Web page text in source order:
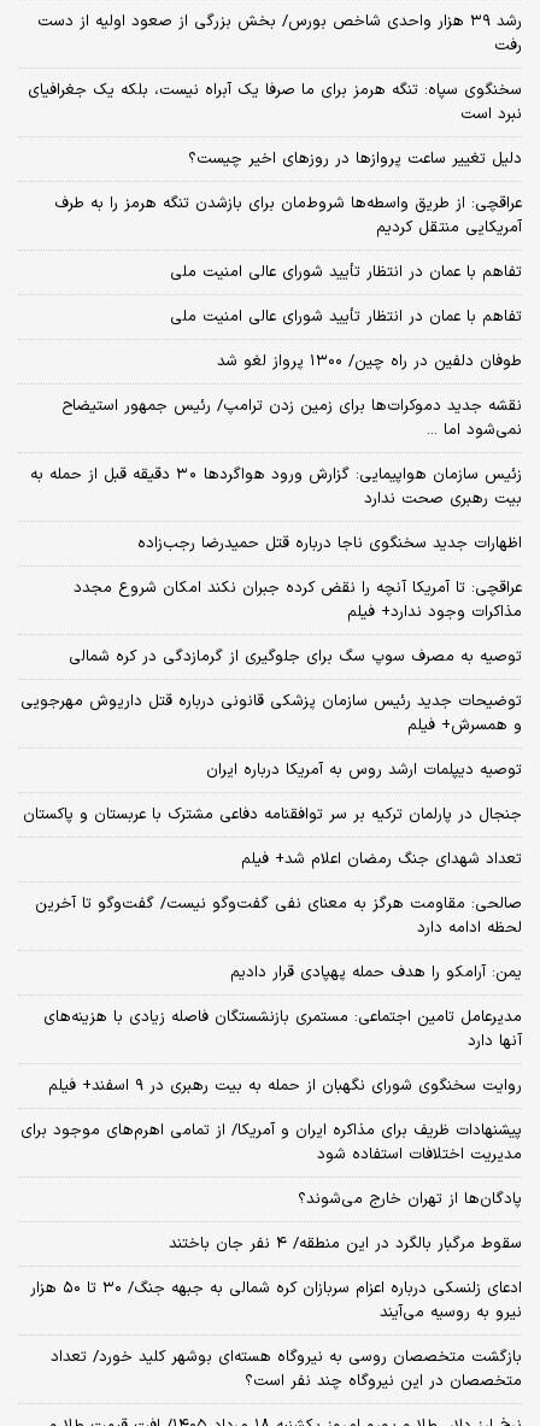
رشد ۳۹ هزار واحدی شاخص بورس/ بخش بزرگی از صعود اولیه از دست
رفت
سخنگوی سپاه: تنگه هرمز برای ما صرفا یک آبراه نیست، بلکه یک جغرافیای
نبرد است
دلیل تغییر ساعت پروازها در روزهای اخیر چیست؟
عراقچی: از طریق واسطه‌ها شروط‌مان برای بازشدن تنگه هرمز را به طرف
آمریکایی منتقل کردیم
تفاهم با عمان در انتظار تأیید شورای عالی امنیت ملی
تفاهم با عمان در انتظار تأیید شورای عالی امنیت ملی
طوفان دلفین در راه چین/ ۱۳۰۰ پرواز لغو شد
نقشه جدید دموکرات‌ها برای زمین زدن ترامپ/ رئیس جمهور استیضاح
نمی‌شود اما ...
زئیس سازمان هواپیمایی: گزارش ورود هواگردها ٣٠ دقیقه قبل از حمله به
بیت رهبری صحت ندارد
اظهارات جدید سخنگوی ناجا درباره قتل حمیدرضا رجب‌زاده
عراقچی: تا آمریکا آنچه را نقض کرده جبران نکند امکان شروع مجدد
مذاکرات وجود ندارد+ فیلم
توصیه به مصرف سوپ سگ برای جلوگیری از گرمازدگی در کره شمالی
توضیحات جدید رئیس سازمان پزشکی قانونی درباره قتل داریوش مهرجویی
و همسرش+ فیلم
توصیه دیپلمات ارشد روس به آمریکا درباره ایران
جنجال در پارلمان ترکیه بر سر توافقنامه دفاعی مشترک با عربستان و پاکستان
تعداد شهدای جنگ رمضان اعلام شد+ فیلم
صالحی: مقاومت هرگز به معنای نفی گفت‌وگو نیست/ گفت‌وگو تا آخرین
لحظه ادامه دارد
یمن: آرامکو را هدف حمله پهپادی قرار دادیم
مدیرعامل تامین اجتماعی: مستمری بازنشستگان فاصله زیادی با هزینه‌های
آنها دارد
روایت سخنگوی شورای نگهبان از حمله به بیت رهبری در ۹ اسفند+ فیلم
پیشنهادات ظریف برای مذاکره ایران و آمریکا/ از تمامی اهرم‌های موجود برای
مدیریت اختلافات استفاده شود
پادگان‌ها از تهران خارج می‌شوند؟
سقوط مرگبار بالگرد در این منطقه/ ۴ نفر جان باختند
ادعای زلنسکی درباره اعزام سربازان کره شمالی به جبهه جنگ/ ۳۰ تا ۵۰ هزار
نیرو به روسیه می‌آیند
بازگشت متخصصان روسی به نیروگاه هسته‌ای بوشهر کلید خورد/ تعداد
متخصصان در این نیروگاه چند نفر است؟